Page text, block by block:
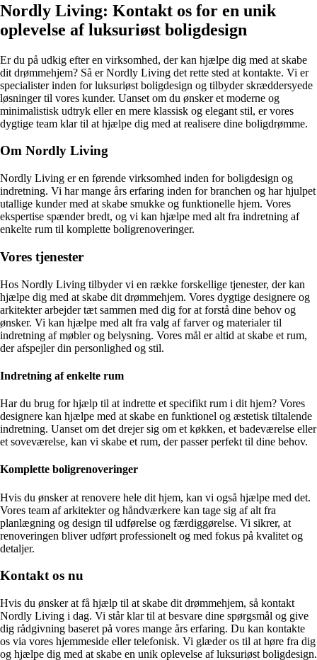
Nordly Living: Kontakt os for en unik
oplevelse af luksuriøst boligdesign
Er du på udkig efter en virksomhed, der kan hjælpe dig med at skabe
dit drømmehjem? Så er Nordly Living det rette sted at kontakte. Vi er
specialister inden for luksuriøst boligdesign og tilbyder skræddersyede
løsninger til vores kunder. Uanset om du ønsker et moderne og
minimalistisk udtryk eller en mere klassisk og elegant stil, er vores
dygtige team klar til at hjælpe dig med at realisere dine boligdrømme.
Om Nordly Living
Nordly Living er en førende virksomhed inden for boligdesign og
indretning. Vi har mange års erfaring inden for branchen og har hjulpet
utallige kunder med at skabe smukke og funktionelle hjem. Vores
ekspertise spænder bredt, og vi kan hjælpe med alt fra indretning af
enkelte rum til komplette boligrenoveringer.
Vores tjenester
Hos Nordly Living tilbyder vi en række forskellige tjenester, der kan
hjælpe dig med at skabe dit drømmehjem. Vores dygtige designere og
arkitekter arbejder tæt sammen med dig for at forstå dine behov og
ønsker. Vi kan hjælpe med alt fra valg af farver og materialer til
indretning af møbler og belysning. Vores mål er altid at skabe et rum,
der afspejler din personlighed og stil.
Indretning af enkelte rum
Har du brug for hjælp til at indrette et specifikt rum i dit hjem? Vores
designere kan hjælpe med at skabe en funktionel og æstetisk tiltalende
indretning. Uanset om det drejer sig om et køkken, et badeværelse eller
et soveværelse, kan vi skabe et rum, der passer perfekt til dine behov.
Komplette boligrenoveringer
Hvis du ønsker at renovere hele dit hjem, kan vi også hjælpe med det.
Vores team af arkitekter og håndværkere kan tage sig af alt fra
planlægning og design til udførelse og færdiggørelse. Vi sikrer, at
renoveringen bliver udført professionelt og med fokus på kvalitet og
detaljer.
Kontakt os nu
Hvis du ønsker at få hjælp til at skabe dit drømmehjem, så kontakt
Nordly Living i dag. Vi står klar til at besvare dine spørgsmål og give
dig rådgivning baseret på vores mange års erfaring. Du kan kontakte
os via vores hjemmeside eller telefonisk. Vi glæder os til at høre fra dig
og hjælpe dig med at skabe en unik oplevelse af luksuriøst boligdesign.